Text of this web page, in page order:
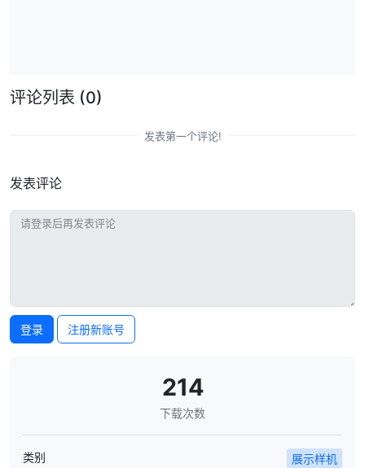
评论列表 (0)
发表第一个评论!
发表评论
登录 注册新账号
214
下载次数
类别
展示样机